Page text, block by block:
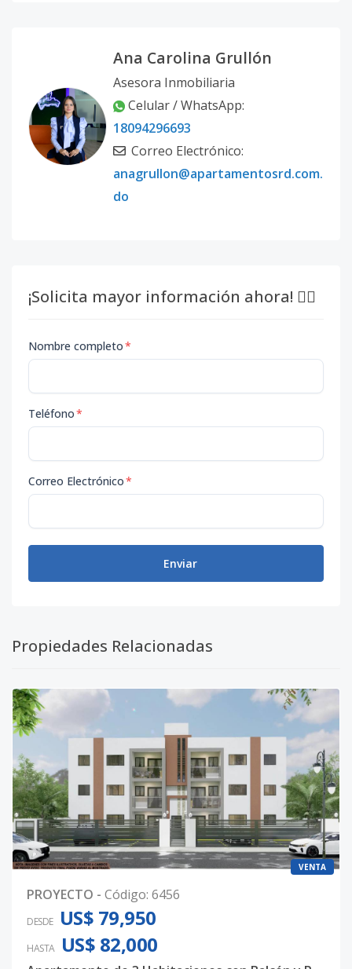
Ana Carolina Grullón
Asesora Inmobiliaria
Celular / WhatsApp:
18094296693
Correo Electrónico:
anagrullon@apartamentosrd.com.
do
¡Solicita mayor información ahora! 👇🏽
Nombre completo*
Teléfono*
Correo Electrónico*
Enviar
Propiedades Relacionadas
VENTA
PROYECTO - Código: 6456
DESDE US$ 79,950
HASTA US$ 82,000